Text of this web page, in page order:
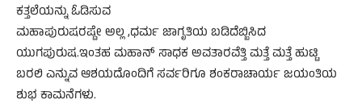
ಕತ್ತಲೆಯನ್ನು ಓಡಿಸುವ
ಮಹಾಪುರುಷರಷ್ಟೇ ಅಲ್ಲ ,ಧರ್ಮ ಜಾಗೃತಿಯ ಬಡಿದೆಬ್ಬಿಸಿದ
ಯುಗಪುರುಷ.ಇಂತಹ ಮಹಾನ್ ಸಾಧಕ ಅವತಾರವೆತ್ತಿ ಮತ್ತೆ ಮತ್ತೆ ಹುಟ್ಟಿ
ಬರಲಿ ಎನ್ನುವ ಆಶಯದೊಂದಿಗೆ ಸರ್ವರಿಗೂ ಶಂಕರಾಚಾರ್ಯ ಜಯಂತಿಯ
ಶುಭ ಕಾಮನೆಗಳು.